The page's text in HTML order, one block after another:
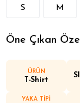
S M
Öne Çıkan
ÜRÜN
T-Shirt
YAKA TİPİ